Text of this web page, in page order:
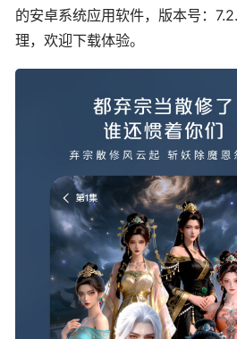
的安卓系统应用软件，版本号：
理，欢迎下载体验。